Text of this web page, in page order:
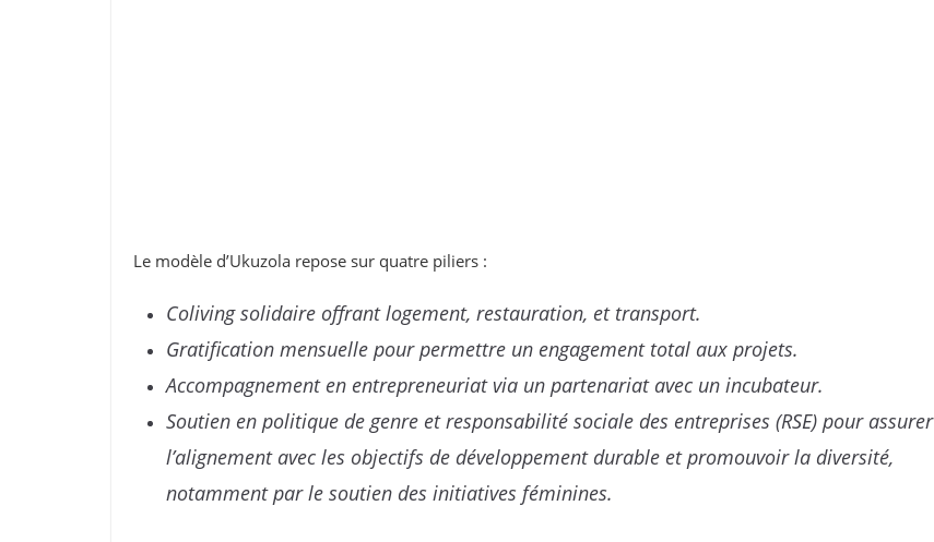
Le modèle d’Ukuzola repose sur quatre piliers :
Coliving solidaire offrant logement, restauration, et transport.
Gratification mensuelle pour permettre un engagement total aux projets.
Accompagnement en entrepreneuriat via un partenariat avec un incubateur.
Soutien en politique de genre et responsabilité sociale des entreprises (RSE) pour assurer
l’alignement avec les objectifs de développement durable et promouvoir la diversité,
notamment par le soutien des initiatives féminines.